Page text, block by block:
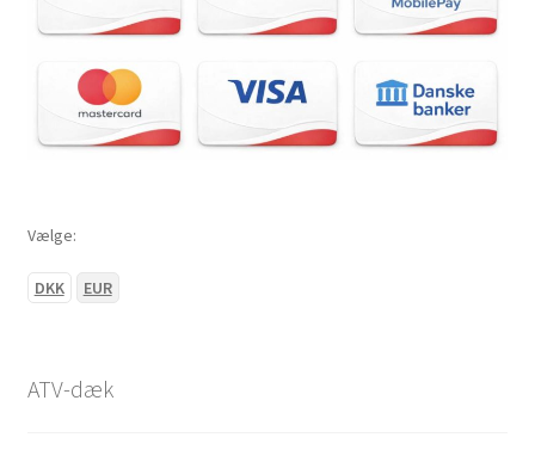
Vælge:
DKK EUR
ATV-dæk